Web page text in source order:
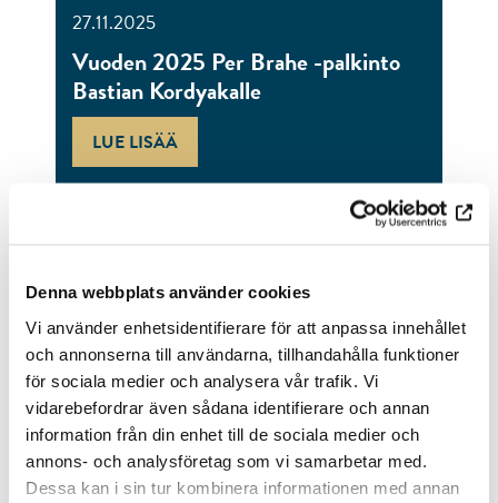
Denna webbplats använder cookies
Vi använder enhetsidentifierare för att anpassa innehållet
och annonserna till användarna, tillhandahålla funktioner
för sociala medier och analysera vår trafik. Vi
vidarebefordrar även sådana identifierare och annan
information från din enhet till de sociala medier och
annons- och analysföretag som vi samarbetar med.
Dessa kan i sin tur kombinera informationen med annan
27.11.2025
Vuoden 2025 Per Brahe -palkinto
Bastian Kordyakalle
LUE LISÄÄ